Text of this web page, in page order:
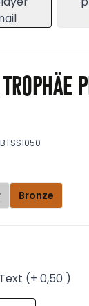
Bronze
(+ 0,50 )